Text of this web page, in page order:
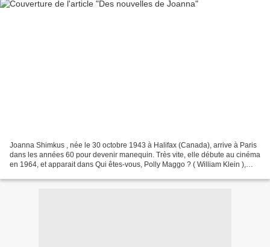
Joanna Shimkus , née le 30 octobre 1943 à Halifax (Canada), arrive à Paris
dans les années 60 pour devenir manequin. Très vite, elle débute au cinéma
en 1964, et apparait dans Qui êtes-vous, Polly Maggo ? ( William Klein ),